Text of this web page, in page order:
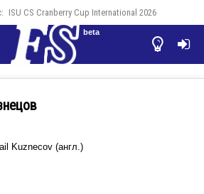
ISU CS Cranberry Cup International 2026


beta
Kuznecov (англ.)